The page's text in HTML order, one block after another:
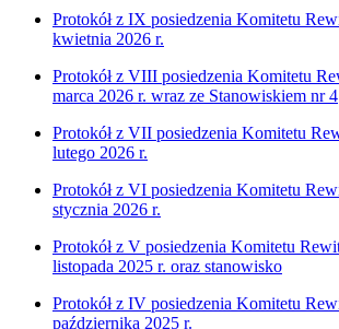
Protokół z IX posiedzenia Komitetu
kwietnia 2026 r.
Protokół z VIII posiedzenia Komitetu
marca 2026 r. wraz ze Stanowiskiem nr 4
Protokół z VII posiedzenia Komitetu
lutego 2026 r.
Protokół z VI posiedzenia Komitetu
stycznia 2026 r.
Protokół z V posiedzenia Komitetu
listopada 2025 r. oraz stanowisko
Protokół z IV posiedzenia Komitetu
października 2025 r.